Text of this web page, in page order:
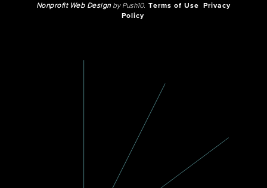
Nonprofit Web Designby Push10. Terms of Use
Privacy
Policy